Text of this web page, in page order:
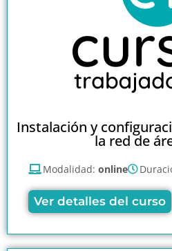
Instalación y
la red de
Modalidad: online
Ver detalles del curso